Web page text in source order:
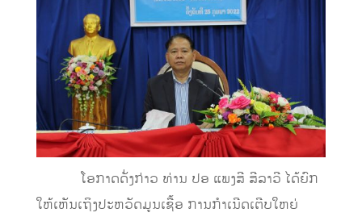
ໂອກາດດັ່ງກ່າວ ທ່ານ ປອ ແພງສີ ສີລາວີ ໄດ້​ຍົກ​
ໃຫ້​ເຫັນເຖິງປະຫວັດມູນເຊື້ອ​ ການ​ກຳ​ເນີດ​ເຕີບ​ໃຫຍ່​